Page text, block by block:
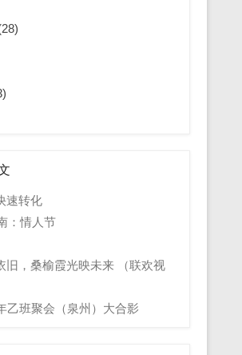
速转化
：情人节
旧，桑榆霞光映未来 （联欢视
乙班聚会（泉州）大合影